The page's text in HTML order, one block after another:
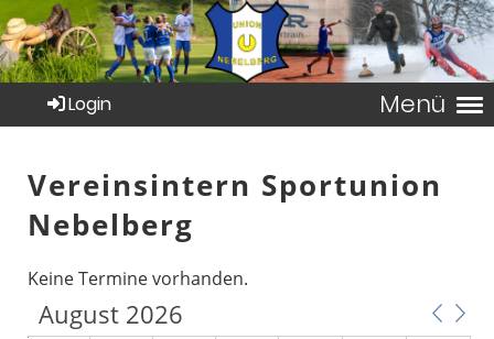
Menü
Login
Vereinsintern Sportunion
Nebelberg
Keine Termine vorhanden.
August 2026